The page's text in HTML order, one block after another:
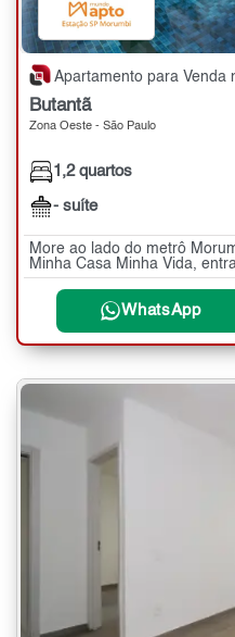
Apartamento para Venda no
Butantã
Zona Oeste - São Paulo
1,2 quartos
- suíte
More ao lado do metrô
Minha Casa Minha Vida,
WhatsApp